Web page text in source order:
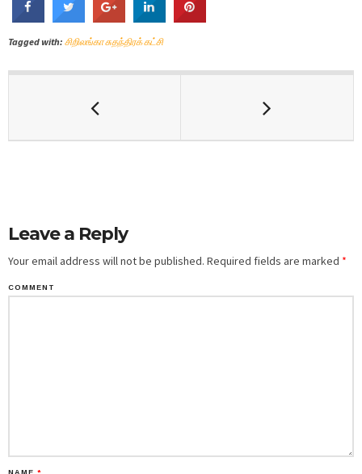
Tagged with: சிறிலங்கா சுதந்திரக் கட்சி
Leave a Reply
Your email address will not be published. Required fields are marked *
COMMENT
NAME *